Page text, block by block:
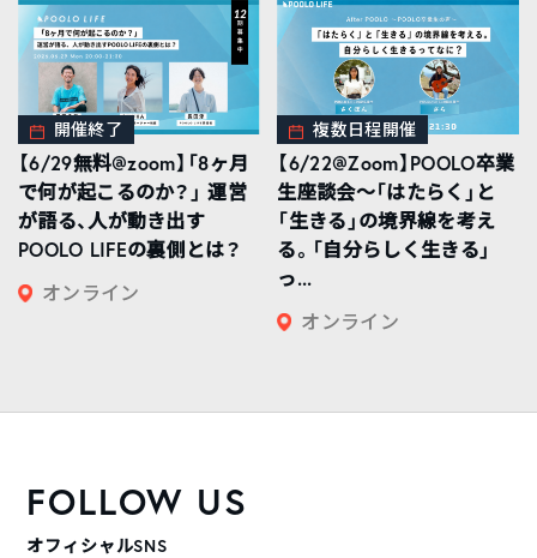
開催終了
【6/29無料@zoom】「8ヶ月
で何が起こるのか？」 運営
が語る、人が動き出す
POOLO LIFEの裏側とは？
オンライン
複数日程開催
【6/22@Zoom】POOLO卒業
生座談会〜「はたらく」と
「生きる」の境界線を考え
る。「自分らしく生きる」
っ...
オンライン
FOLLOW US
オフィシャルSNS